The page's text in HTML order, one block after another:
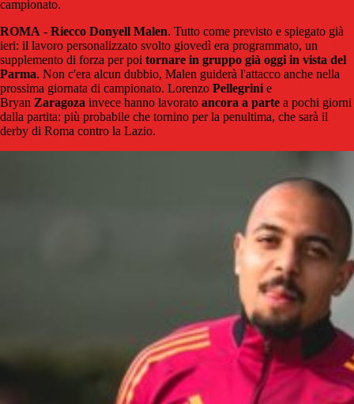
campionato.
ROMA - Riecco Donyell Malen. Tutto come previsto e spiegato già
ieri: il lavoro personalizzato svolto giovedì era programmato, un
supplemento di forza per poi tornare in gruppo già oggi in vista del
Parma. Non c'era alcun dubbio, Malen guiderà l'attacco anche nella
prossima giornata di campionato. Lorenzo Pellegrini e
Bryan Zaragoza invece hanno lavorato ancora a parte a pochi giorni
dalla partita: più probabile che tornino per la penultima, che sarà il
derby di Roma contro la Lazio.